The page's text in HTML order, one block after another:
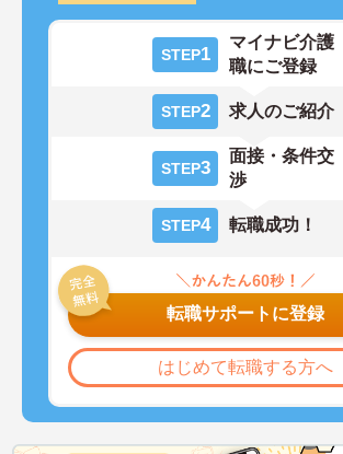
STEP1
マイナビ介護
職にご登録
STEP2 求人のご紹介
STEP3
面接・条件交
渉
STEP4 転職成功！
転職サポートに登録
はじめて転職する方へ